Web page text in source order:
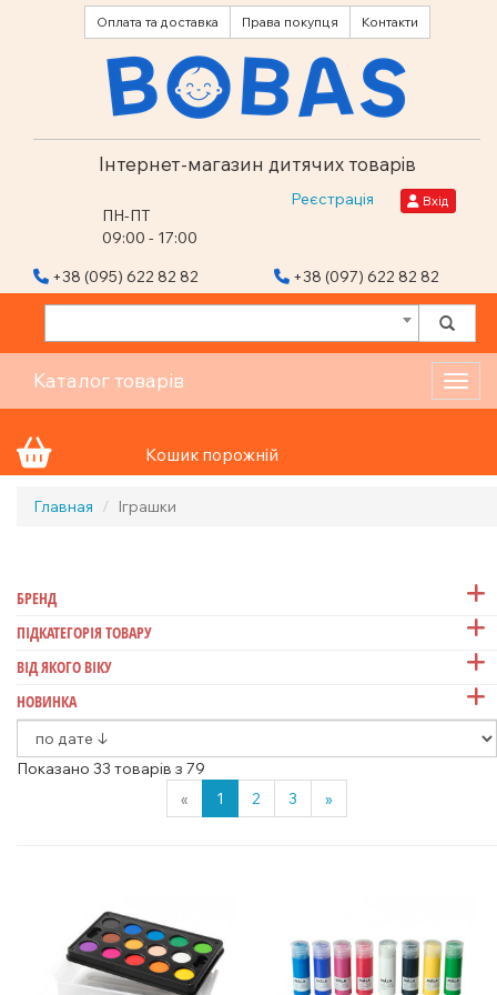
Оплата та доставка Права покупця Контакти
Інтернет-магазин дитячих товарів
ПН-ПТ
09:00 - 17:00
Реєстрація Вхід
+38 (095) 622 82 82 +38 (097) 622 82 82
Каталог товарів
Кошик порожній
Главная Іграшки
БРЕНД
ПІДКАТЕГОРІЯ ТОВАРУ
ВІД ЯКОГО ВІКУ
НОВИНКА
Показано 33 товарів з 79
«
1 2 3 »